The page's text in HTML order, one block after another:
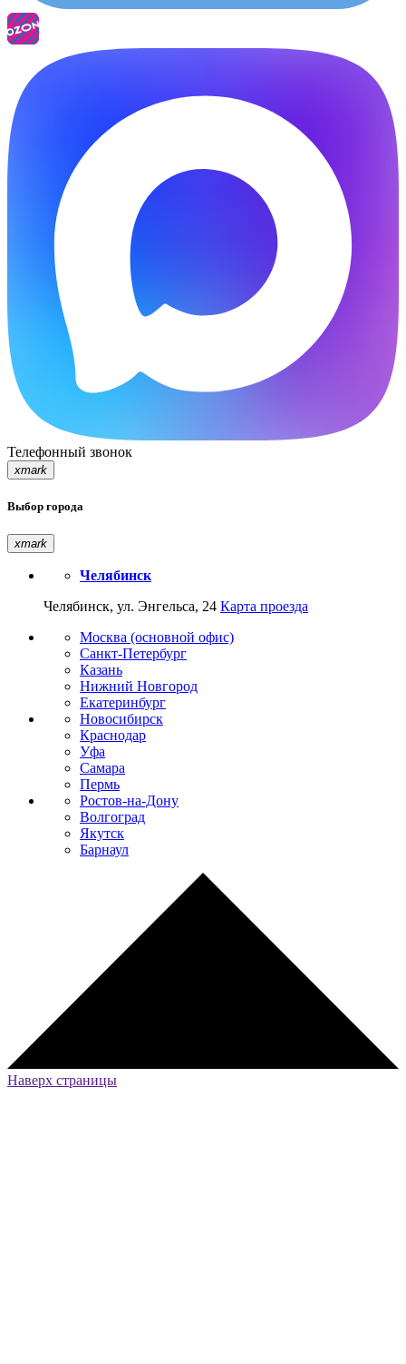
Телефонный звонок
xmark
Выбор города
xmark
Челябинск
Челябинск, ул. Энгельса, 24 Карта проезда
Москва (основной офис)
Санкт-Петербург
Казань
Нижний Новгород
Екатеринбург
Новосибирск
Краснодар
Уфа
Самара
Пермь
Ростов-на-Дону
Волгоград
Якутск
Барнаул
Наверх страницы